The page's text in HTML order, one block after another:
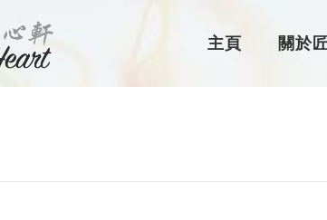
主頁 關於